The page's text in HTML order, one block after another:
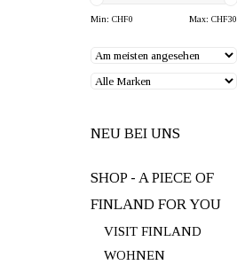
Min: CHF0 Max: CHF30
NEU BEI UNS
SHOP - A PIECE OF
FINLAND FOR YOU
VISIT FINLAND
WOHNEN